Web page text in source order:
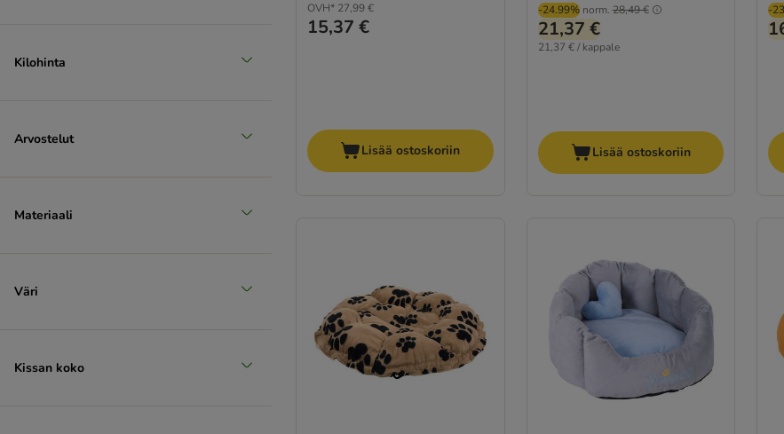
Kilohinta
Arvostelut
Materiaali
Väri
Kissan koko
OVH* 27,99 €
15,37 €
Lisää ostoskoriin
-24.99% norm. 28,49 €
21,37 €
21,37 € / kappale
Lisää ostoskoriin
-